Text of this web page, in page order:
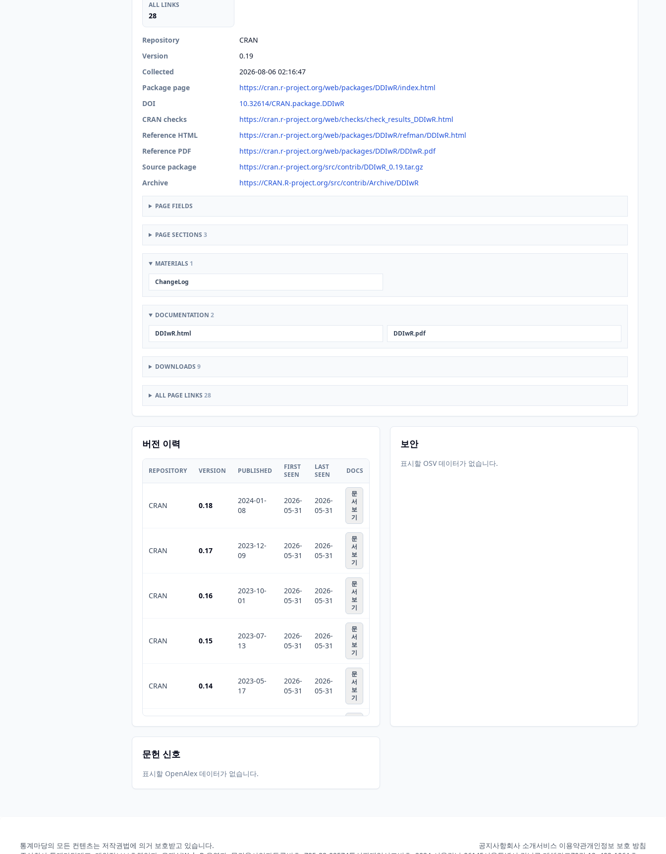
ALL LINKS
28
Repository
CRAN
Version
0.19
Collected
2026-08-06 02:16:47
Package page
https://cran.r-project.org/web/packages/DDIwR/index.html
DOI
10.32614/CRAN.package.DDIwR
CRAN checks
https://cran.r-project.org/web/checks/check_results_DDIwR.html
Reference HTML
https://cran.r-project.org/web/packages/DDIwR/refman/DDIwR.html
Reference PDF
https://cran.r-project.org/web/packages/DDIwR/DDIwR.pdf
Source package
https://cran.r-project.org/src/contrib/DDIwR_0.19.tar.gz
Archive
https://CRAN.R-project.org/src/contrib/Archive/DDIwR
PAGE FIELDS
PAGE SECTIONS 3
MATERIALS 1
ChangeLog
DOCUMENTATION 2
DDIwR.html DDIwR.pdf
DOWNLOADS 9
ALL PAGE LINKS 28
버전 이력
REPOSITORY VERSION PUBLISHED
FIRST
SEEN
LAST
SEEN
DOCS
CRAN 0.18
2024-01-
08
2026-
05-31
2026-
05-31
문
서
보
기
CRAN 0.17
2023-12-
09
2026-
05-31
2026-
05-31
문
서
보
기
CRAN 0.16
2023-10-
01
2026-
05-31
2026-
05-31
문
서
보
기
CRAN 0.15
2023-07-
13
2026-
05-31
2026-
05-31
문
서
보
기
CRAN 0.14
2023-05-
17
2026-
05-31
2026-
05-31
문
서
보
기
2022-09-
29
2026-
05-31
2026-
05-31
문
서
CRAN 0.12
2022-06-
기
보안
표시할 OSV 데이터가 없습니다.
문헌 신호
표시할 OpenAlex 데이터가 없습니다.
통계마당의 모든 컨텐츠는 저작권법에 의거 보호받고 있습니다. 공지사항회사 소개서비스 이용약관개인정보 보호 방침